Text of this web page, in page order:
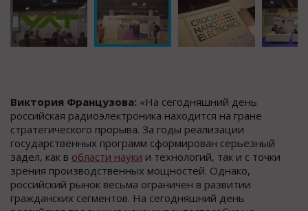
Виктория Французова: «На сегодняшний день
российская радиоэлектроника находится на гране
стратегического прорыва. За годы реализации
государственных программ сформирован серьезный
задел, как в области науки и технологий, так и с точки
зрения производственных мощностей. Однако,
российский рынок весьма ограничен в развитии
гражданских сегментов. На сегодняшний день